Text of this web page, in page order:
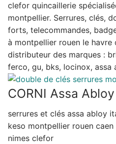
clefor quincaillerie
montpellier. Serrures, clés,
forts, telecommandes,
à montpellier rouen le havre
distributeur des marques :
ferco, gu, bks, locinox, assa
CORNI Assa
serrures et clés assa abloy
keso montpellier rouen
nimes clefor